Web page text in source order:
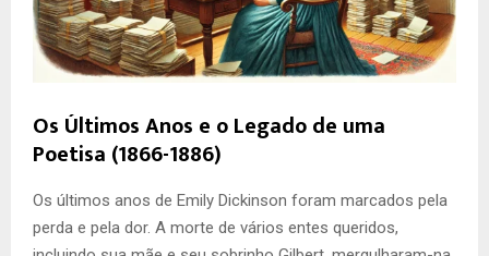
Os Últimos Anos e o Legado de uma
Poetisa (1866-1886)
Os últimos anos de Emily Dickinson foram marcados pela
perda e pela dor. A morte de vários entes queridos,